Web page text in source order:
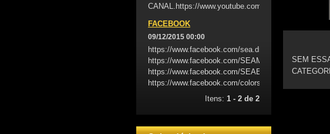
SEM
CANAL.https://www.youtube.com/user/seadrumcorps
FACEBOOK
09/12/2015 00:00
https://www.facebook.com/sea.drumcorps/
https://www.facebook.com/SEAMARCHINGBAND/
https://www.facebook.com/SEAEXCOMPONENTES/
https://www.facebook.com/colorsdc/
Itens: 1 - 2 de 2